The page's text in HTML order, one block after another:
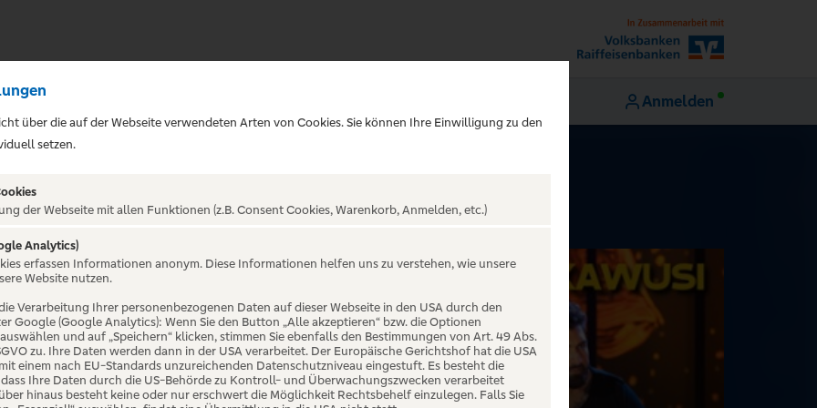
Anmelden
-
über die auf der Webseite verwendeten Arten von Cookies. Sie können Ihre Einwilligung zu den
setzen.
der Webseite mit allen Funktionen (z.B. Consent Cookies, Warenkorb, Anmelden, etc.)
Analytics)
erfassen Informationen anonym. Diese Informationen helfen uns zu verstehen, wie unsere
Website nutzen.
Verarbeitung Ihrer personenbezogenen Daten auf dieser Webseite in den USA durch den
Google (Google Analytics): Wenn Sie den Button „Alle akzeptieren“ bzw. die Optionen
und auf „Speichern“ klicken, stimmen Sie ebenfalls den Bestimmungen von Art. 49 Abs.
zu. Ihre Daten werden dann in der USA verarbeitet. Der Europäische Gerichtshof hat die USA
einem nach EU-Standards unzureichenden Datenschutzniveau eingestuft. Es besteht die
Ihre Daten durch die US-Behörde zu Kontroll- und Überwachungszwecken verarbeitet
hinaus besteht keine oder nur erschwert die Möglichkeit Rechtsbehelf einzulegen. Falls Sie